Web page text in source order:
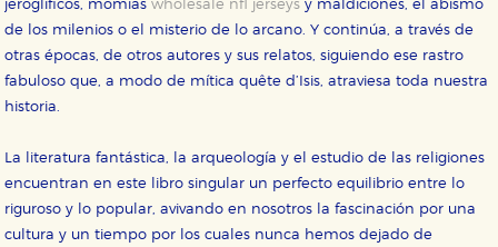
jeroglíficos, momiaswholesale nfl jerseys y maldiciones, el abismo
de los milenios o el misterio de lo arcano. Y continúa, a través de
otras épocas, de otros autores y sus relatos, siguiendo ese rastro
fabuloso que, a modo de mítica quête d’Isis, atraviesa toda nuestra
historia.
La literatura fantástica, la arqueología y el estudio de las religiones
encuentran en este libro singular un perfecto equilibrio entre lo
riguroso y lo popular, avivando en nosotros la fascinación por una
cultura y un tiempo por los cuales nunca hemos dejado de